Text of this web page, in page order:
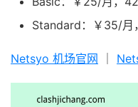
Standard：￥35/月
Netsyo 机场官网